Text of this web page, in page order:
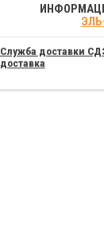
Служба доставки
доставка